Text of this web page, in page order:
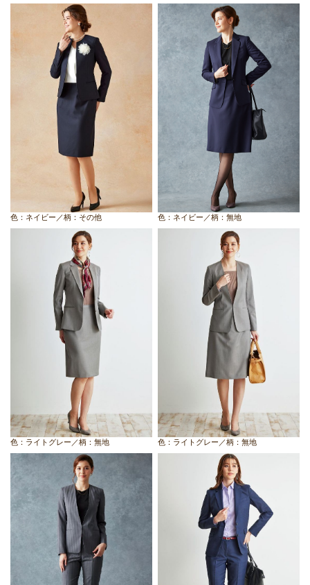
色：ネイビー／柄：その他 色：ネイビー／柄：無地
色：ライトグレー／柄：無地 色：ライトグレー／柄：無地